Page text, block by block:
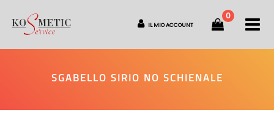
IL MIO ACCOUNT
0
SGABELLO SIRIO NO SCHIENALE